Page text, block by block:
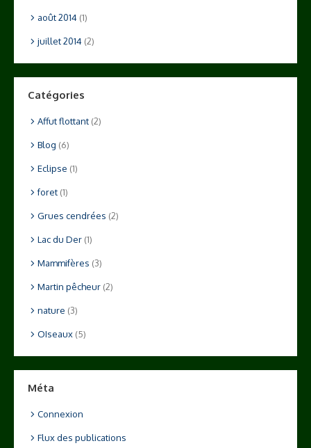
août 2014 (1)
juillet 2014 (2)
Catégories
Affut flottant (2)
Blog (6)
Eclipse (1)
foret (1)
Grues cendrées (2)
Lac du Der (1)
Mammifères (3)
Martin pêcheur (2)
nature (3)
OIseaux (5)
Méta
Connexion
Flux des publications